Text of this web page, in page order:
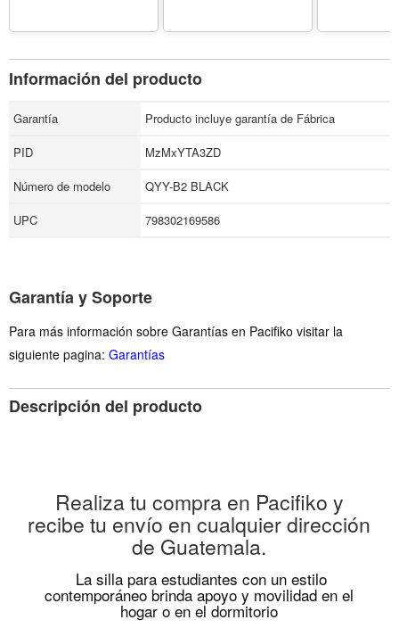
Información del producto
Garantía
Producto incluye garantía de Fábrica
PID
MzMxYTA3ZD
Número de modelo
QYY-B2 BLACK
UPC
798302169586
Garantía y Soporte
Para más información sobre Garantías en Pacifiko visitar la
siguiente pagina: Garantías
Descripción del producto
Realiza tu compra en Pacifiko y
recibe tu envío en cualquier dirección
de Guatemala.
La silla para estudiantes con un estilo
contemporáneo brinda apoyo y movilidad en el
hogar o en el dormitorio